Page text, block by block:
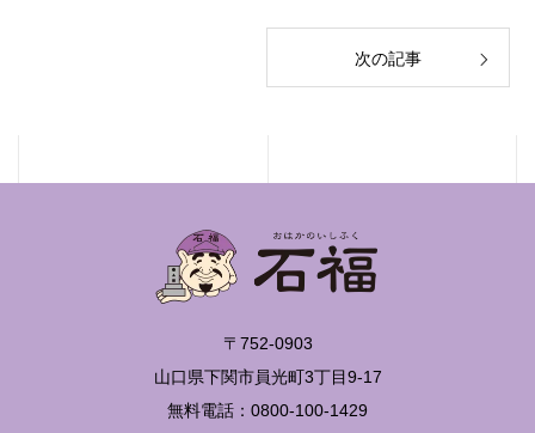
次の記事
〒752-0903
山口県下関市員光町3丁目9-17
無料電話：0800-100-1429